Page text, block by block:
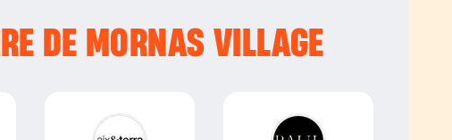
DE MORNAS VILLAGE